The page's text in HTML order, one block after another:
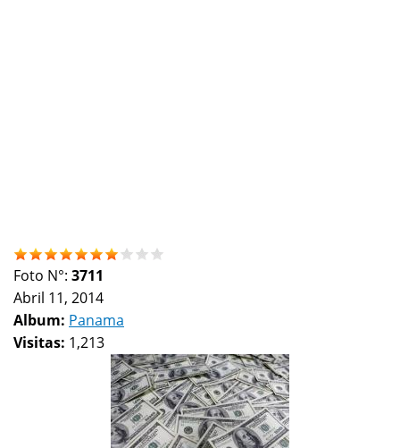
Foto N°: 3711
Abril 11, 2014
Album: Panama
Visitas: 1,213